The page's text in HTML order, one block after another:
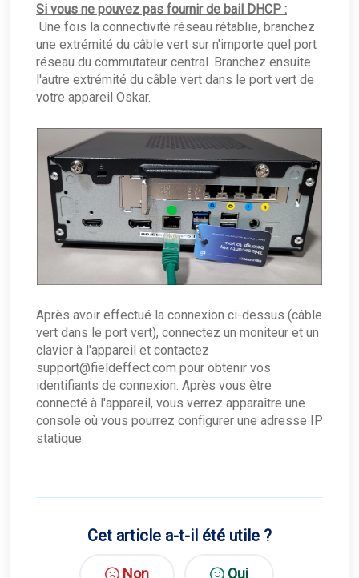
Si vous ne pouvez pas fournir de bail DHCP :
Une fois la connectivité réseau rétablie, branchez
une extrémité du câble vert sur n'importe quel port
réseau du commutateur central. Branchez ensuite
l'autre extrémité du câble vert dans le port vert de
votre appareil Oskar.
Après avoir effectué la connexion ci-dessus (câble
vert dans le port vert), connectez un moniteur et un
clavier à l'appareil et contactez
support@fieldeffect.com pour obtenir vos
identifiants de connexion. Après vous être
connecté à l'appareil, vous verrez apparaître une
console où vous pourrez configurer une adresse IP
statique.
Cet article a-t-il été utile ?
Non Oui